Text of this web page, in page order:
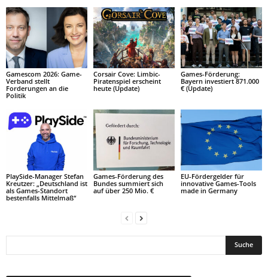
Gamescom 2026: Game-
Verband stellt
Forderungen an die
Politik
Corsair Cove: Limbic-
Piratenspiel erscheint
heute (Update)
Games-Förderung:
Bayern investiert 871.000
€ (Update)
PlaySide-Manager Stefan
Kreutzer: „Deutschland ist
als Games-Standort
bestenfalls Mittelmaß“
Games-Förderung des
Bundes summiert sich
auf über 250 Mio. €
EU-Fördergelder für
innovative Games-Tools
made in Germany